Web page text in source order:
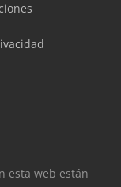
esta web están